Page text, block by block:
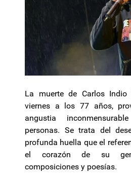
La muerte de Carlos Indio
viernes a los 77 años,
angustia
personas. Se trata del
profunda huella que el
el corazón de su
composiciones y poesías.